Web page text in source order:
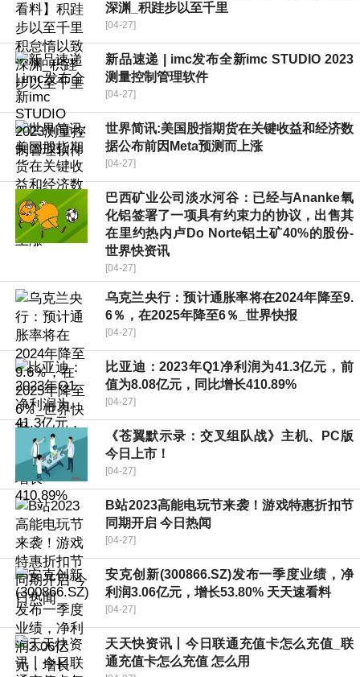
深渊_积跬步以至千里
[04-27]
新品速递 | imc发布全新imc STUDIO 2023
测量控制管理软件
[04-27]
世界简讯:美国股指期货在关键收益和经济数
据公布前因Meta预测而上涨
[04-27]
巴西矿业公司淡水河谷：已经与Ananke氧
化铝签署了一项具有约束力的协议，出售其
在里约热内卢Do Norte铝土矿40%的股份-
世界快资讯
[04-27]
乌克兰央行：预计通胀率将在2024年降至9.
6％，在2025年降至6％_世界快报
[04-27]
比亚迪：2023年Q1净利润为41.3亿元，前
值为8.08亿元，同比增长410.89%
[04-27]
《苍翼默示录：交叉组队战》主机、PC版
今日上市！
[04-27]
B站2023高能电玩节来袭！游戏特惠折扣节
同期开启 今日热闻
[04-27]
安克创新(300866.SZ)发布一季度业绩，净
利润3.06亿元，增长53.80% 天天速看料
[04-27]
天天快资讯丨今日联通充值卡怎么充值_联
通充值卡怎么充值 怎么用